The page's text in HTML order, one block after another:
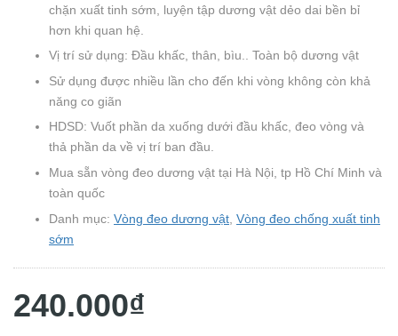
chặn xuất tinh sớm, luyện tập dương vật dẻo dai bền bỉ
hơn khi quan hệ.
Vị trí sử dụng: Đầu khấc, thân, bìu.. Toàn bộ dương vật
Sử dụng được nhiều lần cho đến khi vòng không còn khả
năng co giãn
HDSD: Vuốt phần da xuống dưới đầu khấc, đeo vòng và
thả phần da về vị trí ban đầu.
Mua sẵn vòng đeo dương vật tại Hà Nội, tp Hồ Chí Minh và
toàn quốc
Danh mục: Vòng đeo dương vật Vòng đeo chống xuất tinh
sớm
240.000₫